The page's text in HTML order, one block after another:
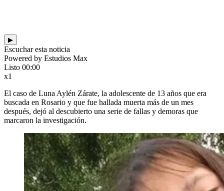
▶
Escuchar esta noticia
Powered by Estudios Max
Listo 00:00
x1
El caso de Luna Aylén Zárate, la adolescente de 13 años que era
buscada en Rosario y que fue hallada muerta más de un mes
después, dejó al descubierto una serie de fallas y demoras que
marcaron la investigación.